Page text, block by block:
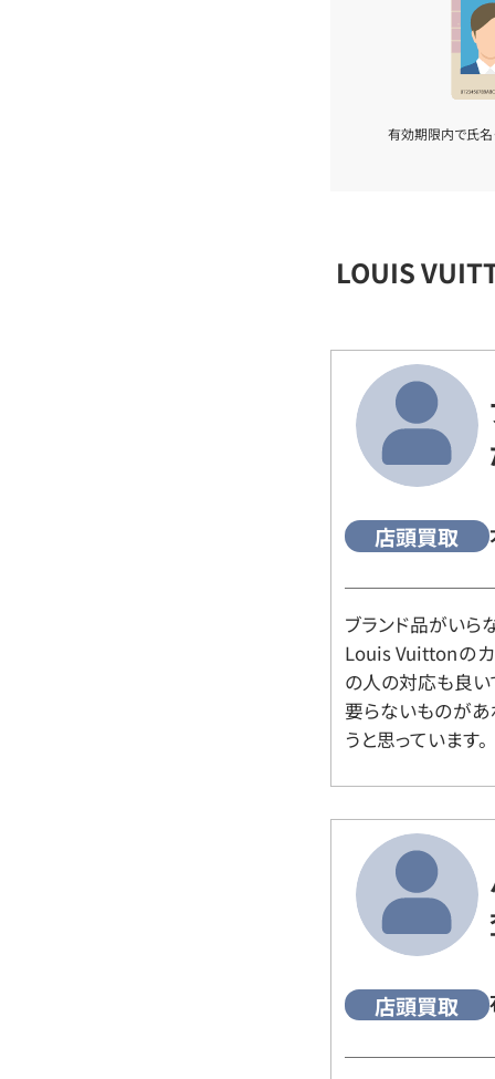
有効期限内で氏名
LOUIS
店頭買取
ブランド品がいら
Louis Vuittonの
の人の対応も良い
要らないものがあ
うと思っています。
店頭買取